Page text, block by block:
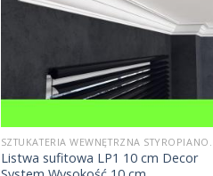
Listwa sufitowa LP1 10 cm Decor